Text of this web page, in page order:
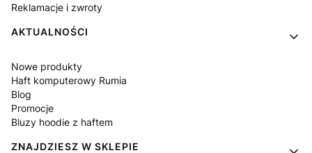
Reklamacje i zwroty
AKTUALNOŚCI
Nowe produkty
Haft komputerowy Rumia
Blog
Promocje
Bluzy hoodie z haftem
ZNAJDZIESZ W SKLEPIE